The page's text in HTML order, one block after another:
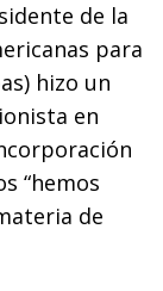
de la
para
hizo un
en
“hemos
de